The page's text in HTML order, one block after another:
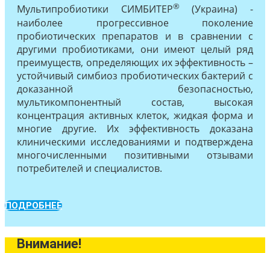
Мультипробиотики СИМБИТЕР®(Украина) -
наиболее прогрессивное поколение
пробиотических препаратов и в сравнении с
другими пробиотиками, они имеют целый ряд
преимуществ, определяющих их эффективность –
устойчивый симбиоз пробиотических бактерий с
доказанной безопасностью,
мультикомпонентный состав, высокая
концентрация активных клеток, жидкая форма и
многие другие. Их эффективность доказана
клиническими исследованиями и подтверждена
многочисленными позитивными отзывами
потребителей и специалистов.
ПОДРОБНЕЕ
Внимание!